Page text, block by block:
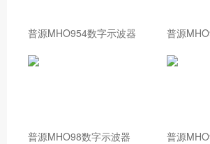
普源MHO954数字示波器 普源
普源MHO98数字示波器